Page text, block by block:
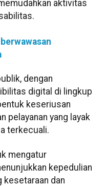
aktivitas
dengan
digital di lingkup
keseriusan
pelayanan yang layak
terkecuali.
mengatur
kepedulian
kesetaraan dan